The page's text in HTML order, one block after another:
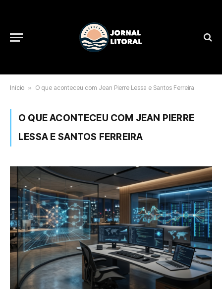
Início » O que aconteceu com Jean Pierre Lessa e Santos Ferreira
O QUE ACONTECEU COM JEAN PIERRE
LESSA E SANTOS FERREIRA